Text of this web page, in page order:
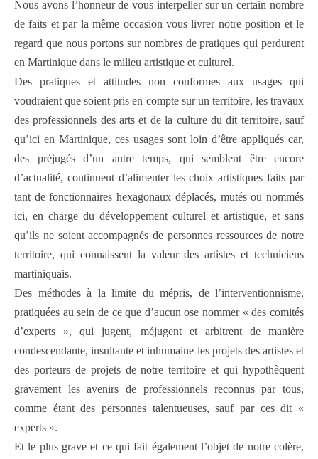
Nous avons l’honneur de vous interpeller sur un certain nombre
de faits et par la même occasion vous livrer notre position et le
regard que nous portons sur nombres de pratiques qui perdurent
en Martinique dans le milieu artistique et culturel.
Des pratiques et attitudes non conformes aux usages qui
voudraient que soient pris en compte sur un territoire, les travaux
des professionnels des arts et de la culture du dit territoire, sauf
qu’ici en Martinique, ces usages sont loin d’être appliqués car,
des préjugés d’un autre temps, qui semblent être encore
d’actualité, continuent d’alimenter les choix artistiques faits par
tant de fonctionnaires hexagonaux déplacés, mutés ou nommés
ici, en charge du développement culturel et artistique, et sans
qu’ils ne soient accompagnés de personnes ressources de notre
territoire, qui connaissent la valeur des artistes et techniciens
martiniquais.
Des méthodes à la limite du mépris, de l’interventionnisme,
pratiquées au sein de ce que d’aucun ose nommer « des comités
d’experts », qui jugent, méjugent et arbitrent de manière
condescendante, insultante et inhumaine les projets des artistes et
des porteurs de projets de notre territoire et qui hypothèquent
gravement les avenirs de professionnels reconnus par tous,
comme étant des personnes talentueuses, sauf par ces dit «
experts ».
Et le plus grave et ce qui fait également l’objet de notre colère,